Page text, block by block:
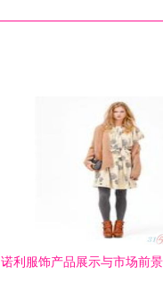
诺利服饰产品展示与市场前